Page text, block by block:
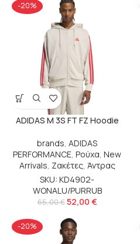
ADIDAS M 3S FT FZ Hoodie
brands ADIDAS
PERFORMANCE Ρούχα New
Arrivals Ζακέτες, Άντρας
SKU: KD4902-
WONALU/PURRUB
65,00€ 52,00 €
-20%
-20%